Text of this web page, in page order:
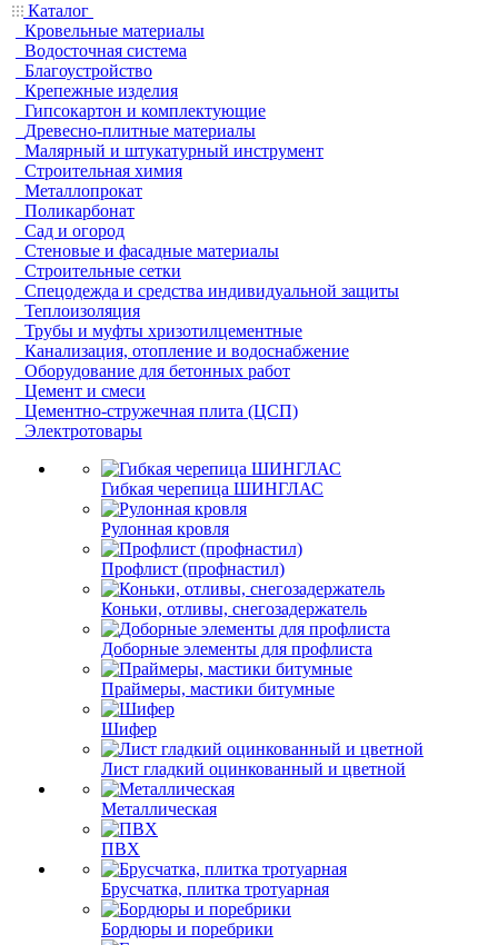
Каталог
Кровельные материалы
Водосточная система
Благоустройство
Крепежные изделия
Гипсокартон и комплектующие
Древесно-плитные материалы
Малярный и штукатурный инструмент
Строительная химия
Металлопрокат
Поликарбонат
Сад и огород
Стеновые и фасадные материалы
Строительные сетки
Спецодежда и средства индивидуальной защиты
Теплоизоляция
Трубы и муфты хризотилцементные
Канализация, отопление и водоснабжение
Оборудование для бетонных работ
Цемент и смеси
Цементно-стружечная плита (ЦСП)
Электротовары
Гибкая черепица ШИНГЛАС
Рулонная кровля
Профлист (профнастил)
Коньки, отливы, снегозадержатель
Доборные элементы для профлиста
Праймеры, мастики битумные
Шифер
Лист гладкий оцинкованный и цветной
Металлическая
ПВХ
Брусчатка, плитка тротуарная
Бордюры и поребрики